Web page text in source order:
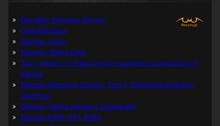
Bat-Man: Pierwszy Rycerz
Grób Batmana
Batman: Hush
Batman: Wojna Cieni
Tuzy Jokera: 13 klasycznych opowieści o zbrodniczym
klaunie
Batman Detective Comics, Tom 1: Gothamski Nokturn:
Uwertura
Batman: Wojna żartów z zagadkami
Batman #445-447, #480